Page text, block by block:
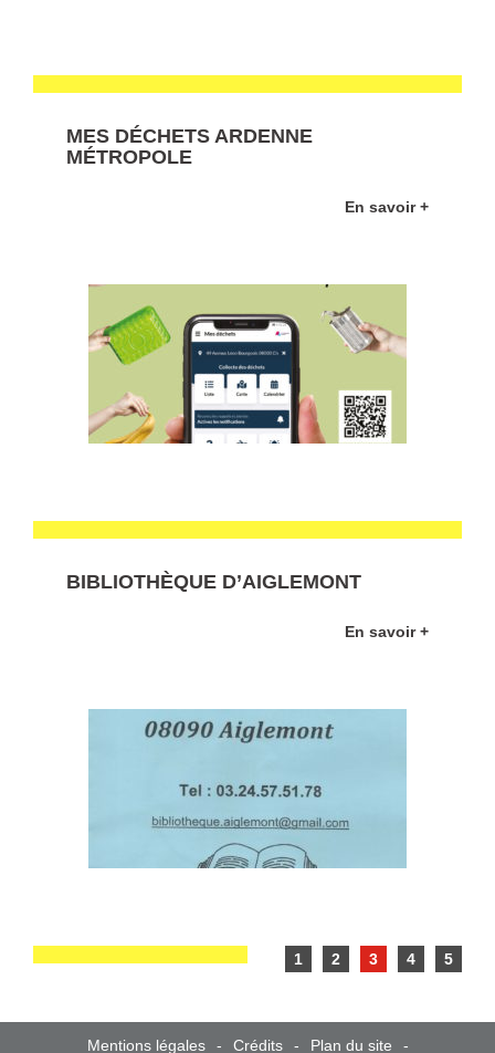
MES DÉCHETS ARDENNE
MÉTROPOLE
En savoir +
BIBLIOTHÈQUE D’AIGLEMONT
En savoir +
1 2 3 4 5
Mentions légales Crédits Plan du site